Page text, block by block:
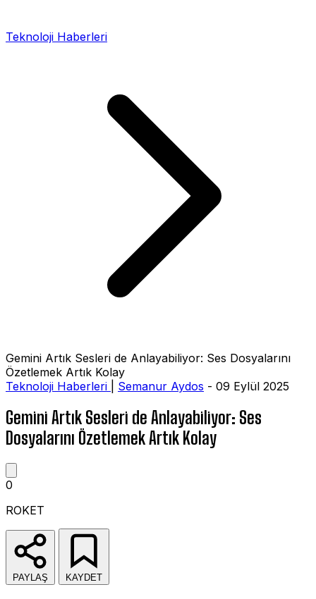
Teknoloji Haberleri
Gemini Artık Sesleri de Anlayabiliyor: Ses Dosyalarını
Özetlemek Artık Kolay
Teknoloji Haberleri
Semanur Aydos - 09 Eylül 2025
Gemini Artık Sesleri de Anlayabiliyor: Ses
Dosyalarını Özetlemek Artık Kolay
0
ROKET
PAYLAŞ KAYDET